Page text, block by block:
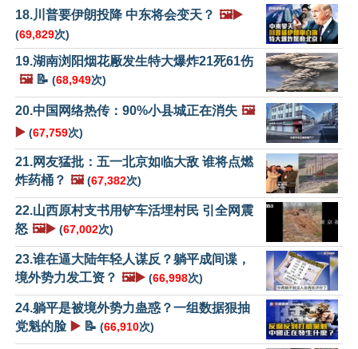
18.川普要伊朗投降 中东将会变天？ 🖼️▶️
(69,829次)
19.湖南浏阳烟花厰发生特大爆炸21死61伤
🖼️📝 (68,949次)
20.中国网络热传：90%小县城正在消失 🖼️
▶️ (67,759次)
21.网友猛批：五一北京如临大敌 谁将点燃
炸药桶？ 🖼️ (67,382次)
22.山西原村支书用铲车活埋村民 引全网震
怒 🖼️▶️ (67,002次)
23.谁在逼大陆年轻人谋反？躺平成间谍，
境外势力发工资？ 🖼️▶️ (66,998次)
24.躺平是被境外势力蛊惑？一组数据狠抽
党魁的脸 ▶️ 📝 (66,910次)